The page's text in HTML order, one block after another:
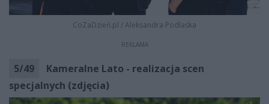
CoZaDzień.pl /Aleksandra Podlaska
REKLAMA
5/49
Kameralne Lato - realizacja scen
specjalnych (zdjęcia)